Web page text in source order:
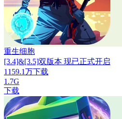
重生细胞
[3.4]&[3.5]双版本 现已正式开启
1159.1万下载
1.7G
下载